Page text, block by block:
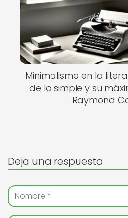
Minimalismo en la
de lo simple y su
Raymond
Deja una respuesta